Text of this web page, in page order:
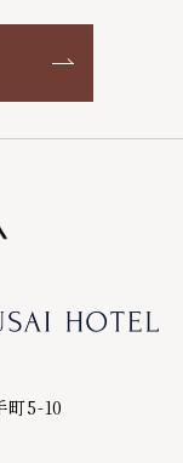
町5-10